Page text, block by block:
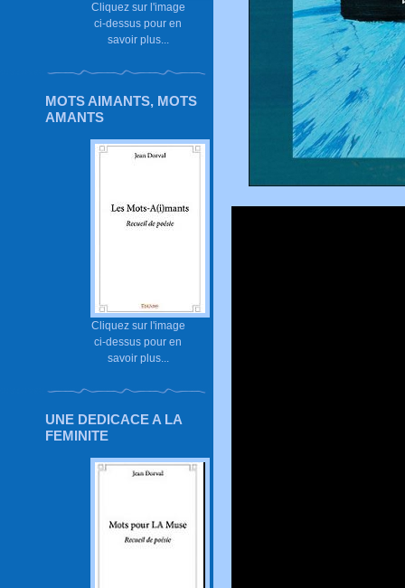
Cliquez sur l'image
ci-dessus pour en
savoir plus...
MOTS AIMANTS, MOTS
AMANTS
Cliquez sur l'image
ci-dessus pour en
savoir plus...
UNE DEDICACE A LA
FEMINITE